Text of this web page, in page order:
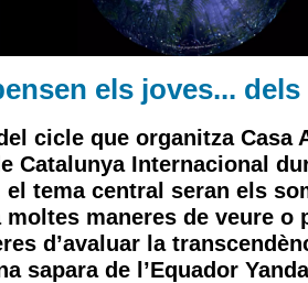
els joves...
cicle que organitza Casa
Catalunya Internacional
el tema central seran els
maneres de veure o
d’avaluar la
sapara de l’Equador